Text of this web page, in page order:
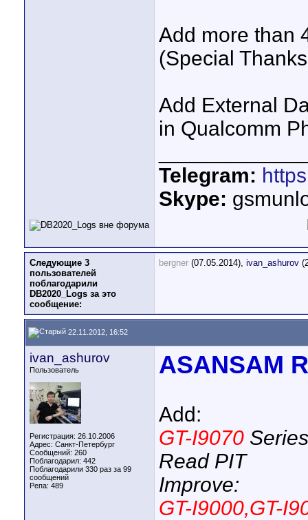
Add more than
(Special
Add External
in Qualcomm
Telegram:
Skype:
Следующие 3
пользователей
поблагодарили
DB2020_Logs за это
сообщение:
bergner (07.05.2014), ivan_ashurov
22.11.2012, 16:52
ivan_ashurov
Пользователь
Регистрация: 26.10.2006
Адрес: Санкт-Петербург
Сообщений: 260
Поблагодарил: 442
Поблагодарили 330 раз за 99
сообщений
Репа: 489
ASANSAM
Add:
GT-I9070
Read PIT
Improve:
GT-I9000,GT-